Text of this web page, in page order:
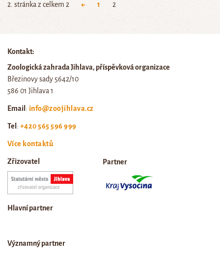
2. stránka z celkem 2 ← 1 2
Kontakt:
Zoologická zahrada Jihlava, příspěvková organizace
Březinovy sady 5642/10
586 01 Jihlava 1
Email : info@zoojihlava.cz
Tel : +420 565 596 999
Více kontaktů
Zřizovatel Partner
Hlavní partner
Významný partner